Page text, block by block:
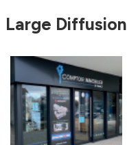
Large Diffusion